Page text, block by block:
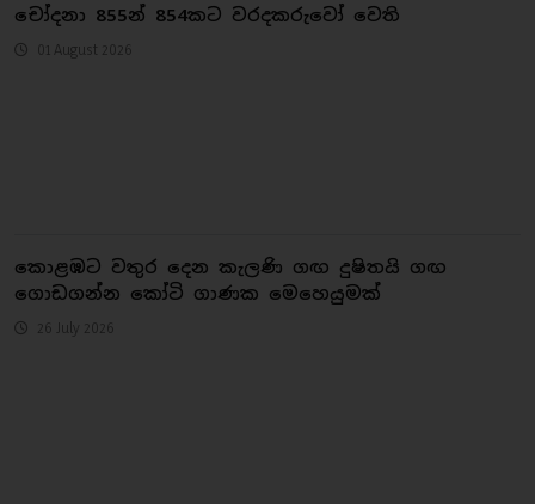
චෝදනා 855න් 854කට වරදකරුවෝ වෙති
01 August 2026
කොළඹට වතුර දෙන කැලණි ගඟ දුෂිතයි ගඟ
ගොඩගන්න කෝටි ගාණක මෙහෙයුමක්
26 July 2026